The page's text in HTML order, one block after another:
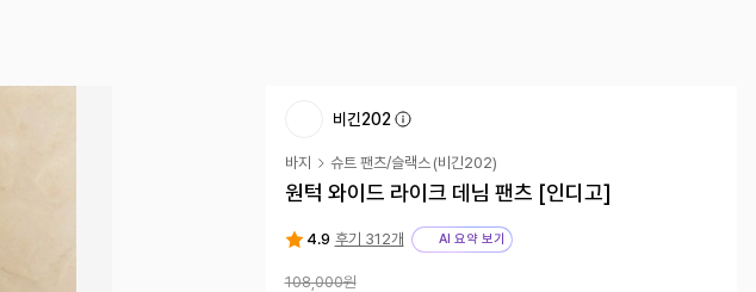
비긴202
바지 슈트 팬츠/슬랙스 (비긴202)
원턱 와이드 라이크 데님 팬츠 [인디고]
4.9 후기 312개 AI 요약 보기
108,000원